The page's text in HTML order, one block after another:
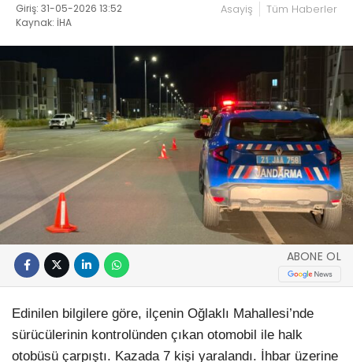
Giriş: 31-05-2026 13:52
Kaynak: İHA
Asayiş Tüm Haberler
ABONE OL
Edinilen bilgilere göre, ilçenin Oğlaklı Mahallesi’nde
sürücülerinin kontrolünden çıkan otomobil ile halk
otobüsü çarpıştı. Kazada 7 kişi yaralandı. İhbar üzerine